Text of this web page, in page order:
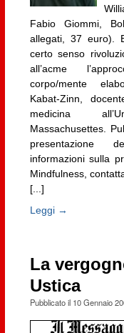
Fabio Giommi,
allegati, 37 euro).
certo senso
all’acme
corpo/mente
Kabat-Zinn,
medicina
Massachusettes.
presentazione
informazioni sulla
Mindfulness,
[...]
Leggi →
La
Ustica
Pubblicato il 10 Gennaio